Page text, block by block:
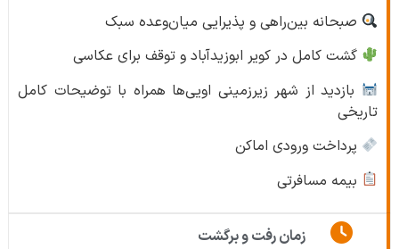
صبحانه بین‌راهی و پذیرایی میان‌وعده سبک
گشت کامل در کویر ابوزیدآباد و توقف برای عکاسی
بازدید از شهر زیرزمینی اویی‌ها همراه با توضیحات کامل
تاریخی
پرداخت ورودی اماکن
بیمه مسافرتی
زمان رفت و برگشت